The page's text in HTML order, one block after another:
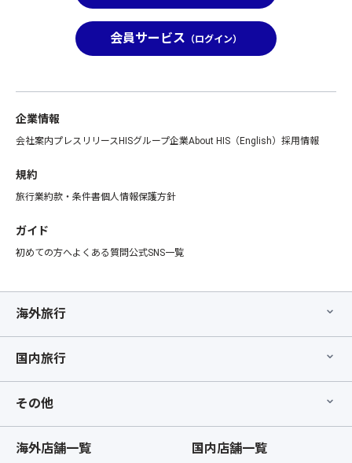
会員サービス （ログイン）
企業情報
会社案内プレスリリース HISグループ企業About HIS（English） 採用情報
規約
旅行業約款・条件書個人情報保護方針
ガイド
初めての方へよくある質問公式SNS一覧
海外旅行
国内旅行
その他
海外店舗一覧 国内店舗一覧